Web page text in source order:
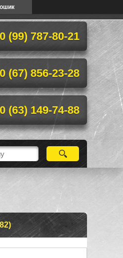
(99) 787-80-21
(67) 856-23-28
(63) 149-74-88